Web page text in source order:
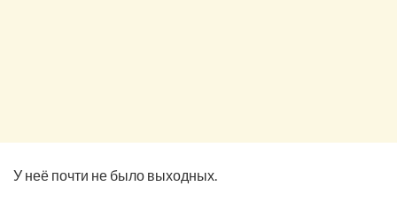
У неё почти не было выходных.